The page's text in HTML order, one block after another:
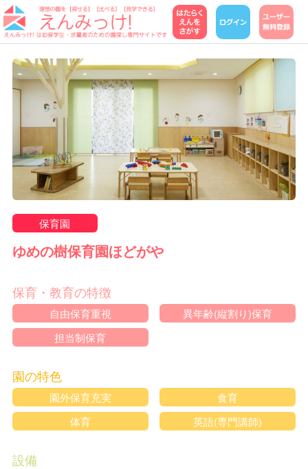
保育園
ゆめの樹保育園ほどがや
保育・教育の特徴
自由保育重視
異年齢(縦割り)保育
担当制保育
園の特色
園外保育充実
食育
体育
英語(専門講師)
設備